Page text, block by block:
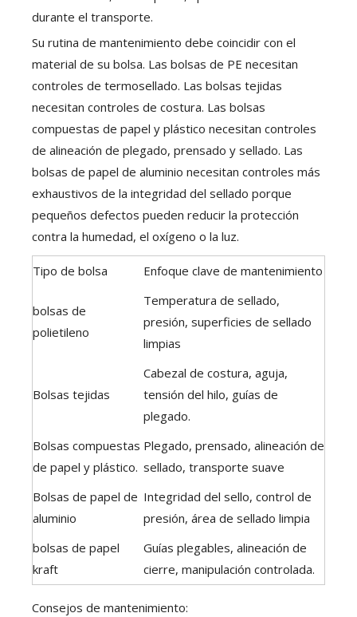
durante el transporte.
Su rutina de mantenimiento debe coincidir con el
material de su bolsa. Las bolsas de PE necesitan
controles de termosellado. Las bolsas tejidas
necesitan controles de costura. Las bolsas
compuestas de papel y plástico necesitan controles
de alineación de plegado, prensado y sellado. Las
bolsas de papel de aluminio necesitan controles más
exhaustivos de la integridad del sellado porque
pequeños defectos pueden reducir la protección
contra la humedad, el oxígeno o la luz.
Tipo de bolsa Enfoque clave de mantenimiento
bolsas de
polietileno
Temperatura de sellado,
presión, superficies de sellado
limpias
Bolsas tejidas
Cabezal de costura, aguja,
tensión del hilo, guías de
plegado.
Bolsas compuestas
de papel y plástico.
Plegado, prensado, alineación de
sellado, transporte suave
Bolsas de papel de
aluminio
Integridad del sello, control de
presión, área de sellado limpia
bolsas de papel
kraft
Guías plegables, alineación de
cierre, manipulación controlada.
Consejos de mantenimiento: